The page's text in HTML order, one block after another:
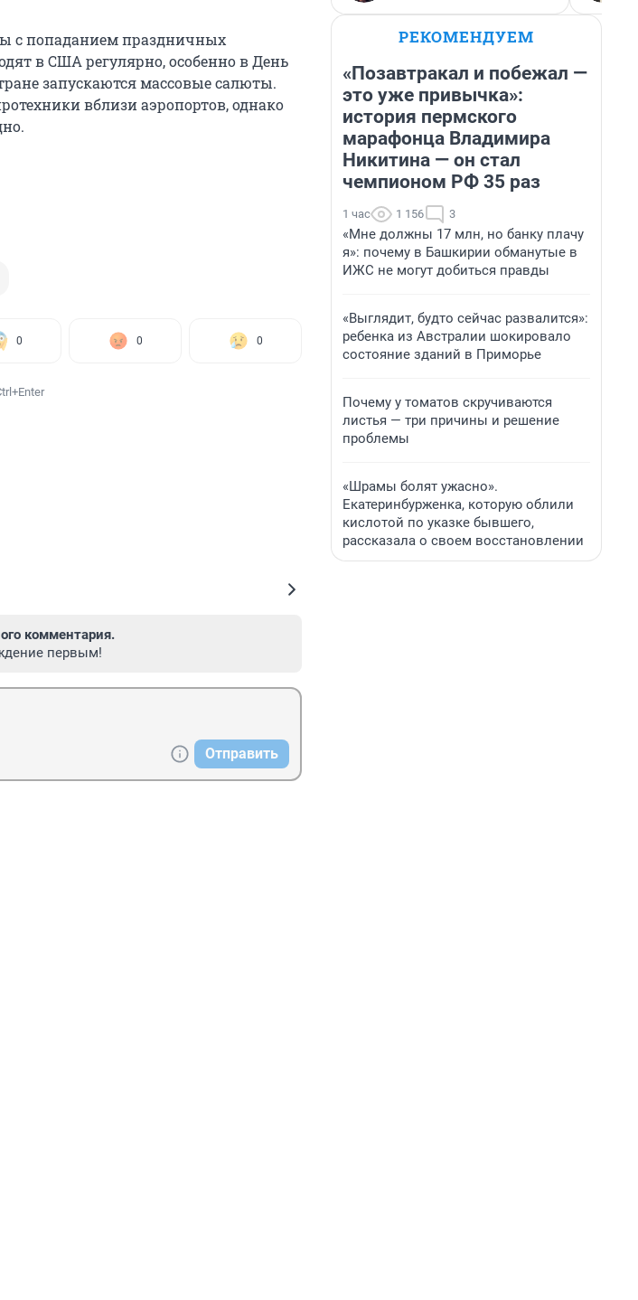
с попаданием праздничных
в США регулярно, особенно в День
запускаются массовые салюты.
вблизи аэропортов, однако
0 0 0
комментария.
первым!
Отправить
РЕКОМЕНДУЕМ
«Позавтракал и побежал —
это уже привычка»:
история пермского
марафонца Владимира
Никитина — он стал
чемпионом РФ 35 раз
1 час 1 156 3
«Мне должны 17 млн, но банку плачу
я»: почему в Башкирии обманутые в
ИЖС не могут добиться правды
«Выглядит, будто сейчас развалится»:
ребенка из Австралии шокировало
состояние зданий в Приморье
Почему у томатов скручиваются
листья — три причины и решение
проблемы
«Шрамы болят ужасно».
Екатеринбурженка, которую облили
кислотой по указке бывшего,
рассказала о своем восстановлении